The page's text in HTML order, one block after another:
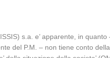
s.a. e’ apparente, in quanto
del P.M. – non tiene conto